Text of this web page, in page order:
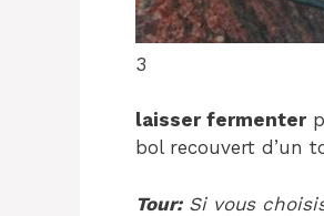
3
laisser fermenter
bol recouvert d’un
Tour:Si vous